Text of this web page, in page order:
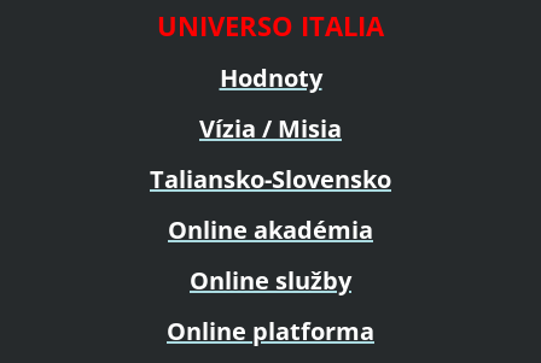
UNIVERSO ITALIA
Hodnoty
Vízia / Misia
Taliansko-Slovensko
Online akadémia
Online služby
Online platforma